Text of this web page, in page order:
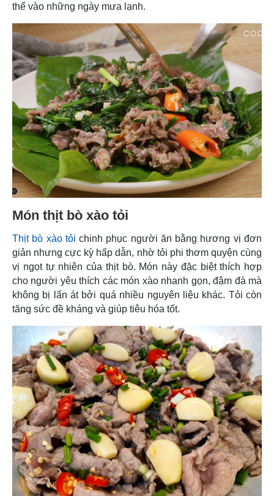
thể vào những ngày mưa lạnh.
Món thịt bò xào tỏi
Thịt bò xào tỏi chinh phục người ăn bằng hương vị đơn
giản nhưng cực kỳ hấp dẫn, nhờ tỏi phi thơm quyện cùng
vị ngọt tự nhiên của thịt bò. Món này đặc biệt thích hợp
cho người yêu thích các món xào nhanh gọn, đậm đà mà
không bị lấn át bởi quá nhiều nguyên liệu khác. Tỏi còn
tăng sức đề kháng và giúp tiêu hóa tốt.